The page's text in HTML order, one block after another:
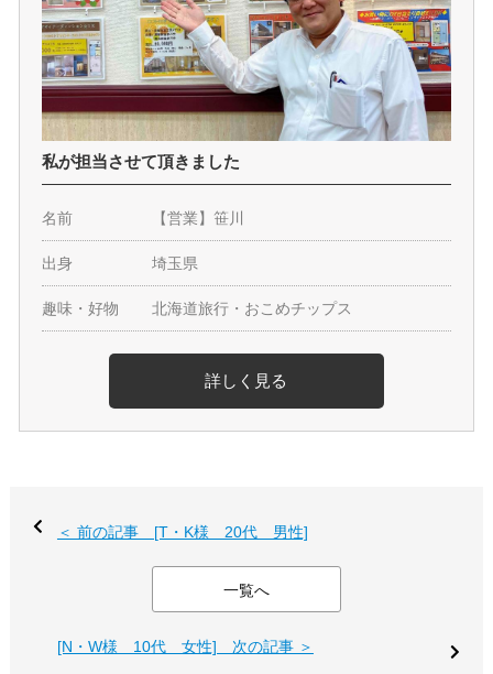
私が担当させて頂きました
名前 【営業】笹川
出身 埼玉県
趣味・好物 北海道旅行・おこめチップス
詳しく見る
＜ 前の記事 [T・K様 20代 男性]
一覧へ
[N・W様 10代 女性] 次の記事 ＞